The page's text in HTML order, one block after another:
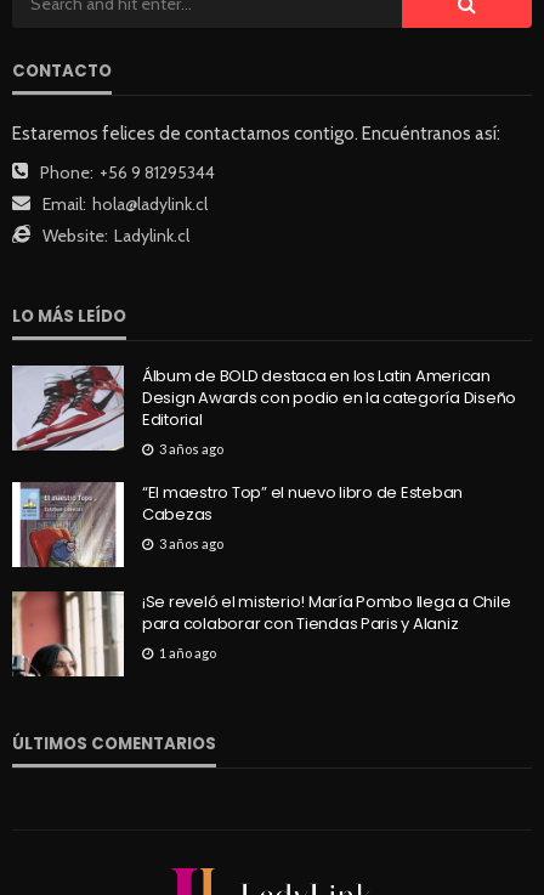
CONTACTO
Estaremos felices de contactarnos contigo. Encuéntranos así:
Phone: +56 9 81295344
Email: hola@ladylink.cl
Website: Ladylink.cl
LO MÁS LEÍDO
Álbum de BOLD destaca en los Latin American
Design Awards con podio en la categoría Diseño
Editorial
3 años ago
“El maestro Top” el nuevo libro de Esteban
Cabezas
3 años ago
¡Se reveló el misterio! María Pombo llega a Chile
para colaborar con Tiendas Paris y Alaniz
1 año ago
ÚLTIMOS COMENTARIOS